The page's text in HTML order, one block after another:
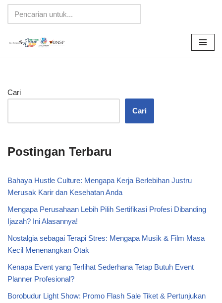
Lompat
Cari
Cari
Postingan Terbaru
Bahaya Hustle Culture: Mengapa Kerja Berlebihan Justru
Merusak Karir dan Kesehatan Anda
Mengapa Perusahaan Lebih Pilih Sertifikasi Profesi Dibanding
Ijazah? Ini Alasannya!
Nostalgia sebagai Terapi Stres: Mengapa Musik & Film Masa
Kecil Menenangkan Otak
Kenapa Event yang Terlihat Sederhana Tetap Butuh Event
Planner Profesional?
Borobudur Light Show: Promo Flash Sale Tiket & Pertunjukan